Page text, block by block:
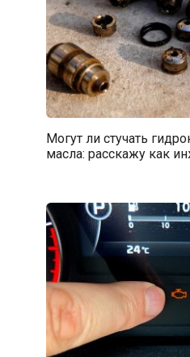
Могут ли стучать
масла: расскажу как